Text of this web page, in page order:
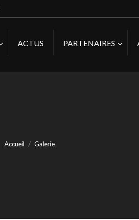
ACTUS PARTENAIRES
Vous êtes ici :
Accueil Galerie